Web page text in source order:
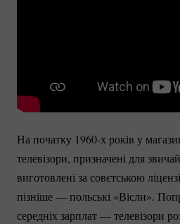
На початку 1960-х років у
телевізори, призначені для
виготовлені за совєтською
пізніше — польські «Вісли».
середніх зарплат — телевізори